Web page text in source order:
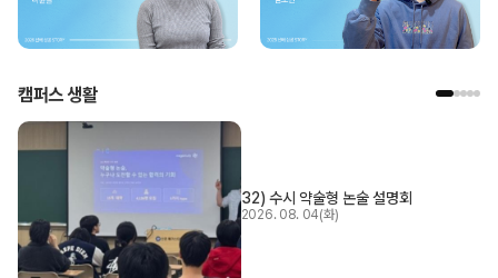
캠퍼스 생활
32) 수시 약술형 논술 설명회
2026. 08. 04(화)